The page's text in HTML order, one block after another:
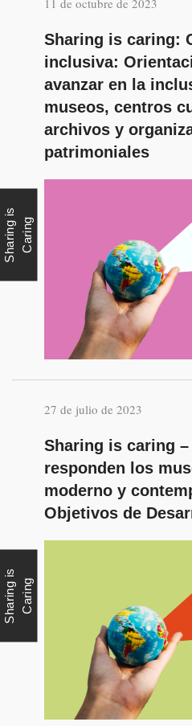
Sharing is caring:
inclusiva:
avanzar en la
museos, centros
archivos y
patrimoniales
S
h
a
r
i
n
g
i
s
C
a
r
i
ng
27 de julio de 2023
Sharing is caring –
responden los
moderno y
Objetivos de
S
h
a
r
i
n
g
i
s
C
a
r
i
ng